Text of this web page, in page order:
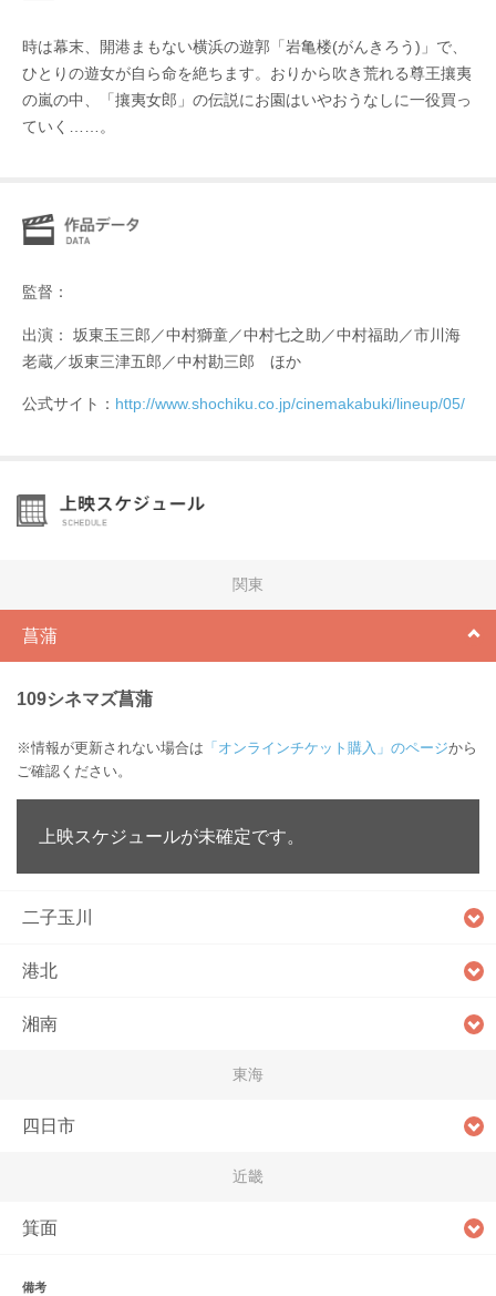
時は幕末、開港まもない横浜の遊郭「岩亀楼(がんきろう)」で、
ひとりの遊女が自ら命を絶ちます。おりから吹き荒れる尊王攘夷
の嵐の中、「攘夷女郎」の伝説にお園はいやおうなしに一役買っ
ていく……。
監督：
出演： 坂東玉三郎／中村獅童／中村七之助／中村福助／市川海
老蔵／坂東三津五郎／中村勘三郎 ほか
公式サイト： http://www.shochiku.co.jp/cinemakabuki/lineup/05/
関東
菖蒲
109シネマズ菖蒲
※情報が更新されない場合は 「オンラインチケット購入」のページから
ご確認ください。
上映スケジュールが未確定です。
二子玉川
港北
湘南
東海
四日市
近畿
箕面
備考